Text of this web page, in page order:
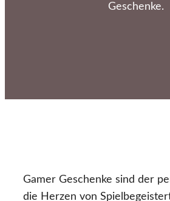
Geschenke.
Gamer Geschenke sind der
die Herzen von